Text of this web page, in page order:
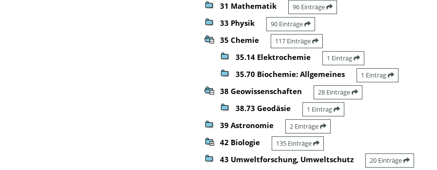
31 Mathematik 96 Einträge
33 Physik 90 Einträge
35 Chemie 117 Einträge
35.14 Elektrochemie 1 Eintrag
35.70 Biochemie: Allgemeines 1 Eintrag
38 Geowissenschaften 28 Einträge
38.73 Geodäsie 1 Eintrag
39 Astronomie 2 Einträge
42 Biologie 135 Einträge
43 Umweltforschung, Umweltschutz 20 Einträge